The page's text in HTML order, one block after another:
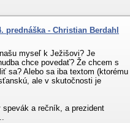
prednáška - Christian Berdahl
myseľ k Ježišovi? Je
chce povedať? Že chcem s
sa? Alebo sa iba textom (ktorému
ale v skutočnosti je
spevák a rečník, a prezident